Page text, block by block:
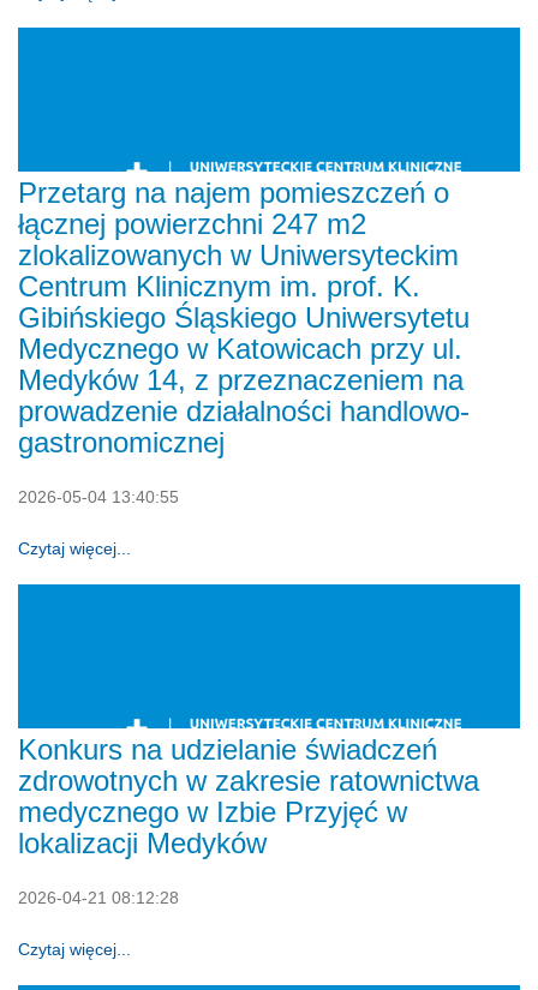
Przetarg na najem pomieszczeń o
łącznej powierzchni 247 m2
zlokalizowanych w Uniwersyteckim
Centrum Klinicznym im. prof. K.
Gibińskiego Śląskiego Uniwersytetu
Medycznego w Katowicach przy ul.
Medyków 14, z przeznaczeniem na
prowadzenie działalności handlowo-
gastronomicznej
2026-05-04 13:40:55
Czytaj więcej...
Konkurs na udzielanie świadczeń
zdrowotnych w zakresie ratownictwa
medycznego w Izbie Przyjęć w
lokalizacji Medyków
2026-04-21 08:12:28
Czytaj więcej...